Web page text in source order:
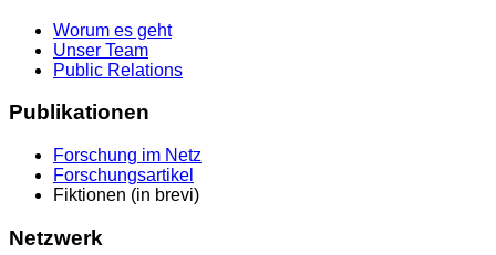
Worum es geht
Unser Team
Public Relations
Publikationen
Forschung im Netz
Forschungsartikel
Fiktionen (in brevi)
Netzwerk